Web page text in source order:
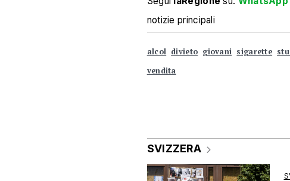
notizie principali
alcol divieto giovani sigarette
vendita
SVIZZERA